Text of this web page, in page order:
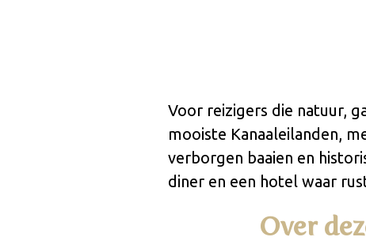
Voor reizigers die natuur,
mooiste Kanaaleilanden,
verborgen baaien en
diner en een hotel waar
Over